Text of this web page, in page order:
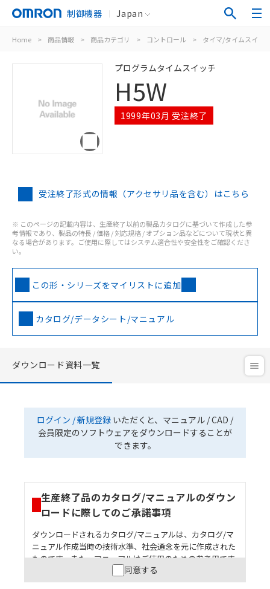
制御機器 Japan
Home > 商品情報 > 商品カテゴリ > コントロール > タイマ/タイムスイッ
プログラムタイムスイッチ
H5W
1999年03月 受注終了
受注終了形式の情報（アクセサリ品を含む）はこちら
※ このページの記載内容は、生産終了以前の製品カタログに基づいて作成した参
考情報であり、製品の特長 / 価格 / 対応規格 / オプション品などについて現状と異
なる場合があります。ご使用に際してはシステム適合性や安全性をご確認くださ
い。
この形・シリーズをマイリストに追加
カタログ/データシート/マニュアル
ダウンロード資料一覧
ログイン / 新規登録 いただくと、マニュアル / CAD /
会員限定のソフトウェアをダウンロードすることが
できます。
生産終了品のカタログ/マニュアルのダウン
ロードに際してのご承諾事項
ダウンロードされるカタログ/マニュアルは、カタログ/マ
ニュアル作成当時の技術水準、社会通念を元に作成された
ものです。また、マニュアルはご使用のための参考用です
ので、ご使用にあたっての安全性については十分にご配慮
ください。以下の内容をご承諾の上、ご利用ください。
同意する